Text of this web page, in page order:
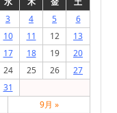
3 4 5
6
10 11 12
13
17 18 19
20
24 25 26
27
31
9月 »